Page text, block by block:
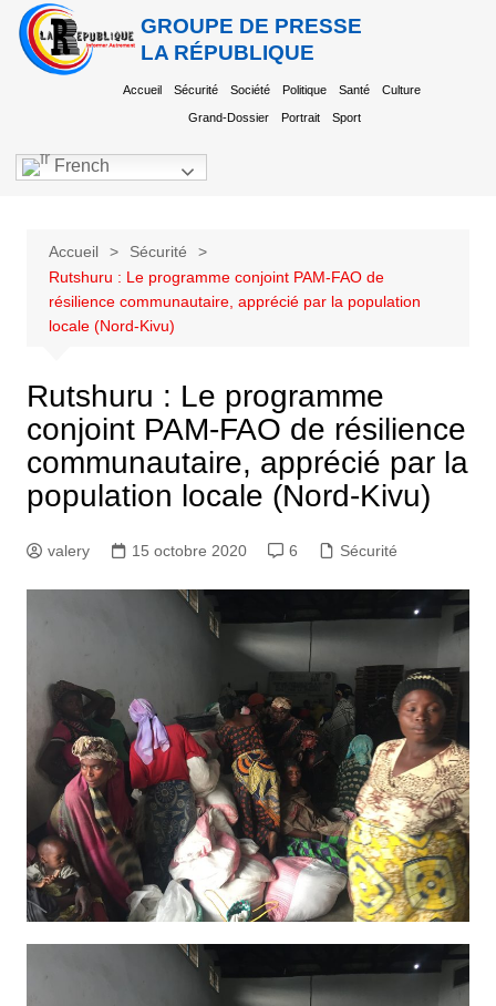
GROUPE DE PRESSE
LA RÉPUBLIQUE
Accueil Sécurité Société Politique Santé Culture
Grand-Dossier Portrait Sport
French
Accueil
Sécurité
Rutshuru : Le programme conjoint PAM-FAO de
résilience communautaire, apprécié par la population
locale (Nord-Kivu)
Rutshuru : Le programme
conjoint PAM-FAO de résilience
communautaire, apprécié par la
population locale (Nord-Kivu)
valery 15 octobre 2020 6 Sécurité